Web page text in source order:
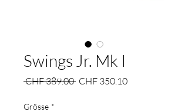
Swings Jr. Mk I
CHF 389.00 Standardpreis
CHF 350.10Sale-
Grösse *